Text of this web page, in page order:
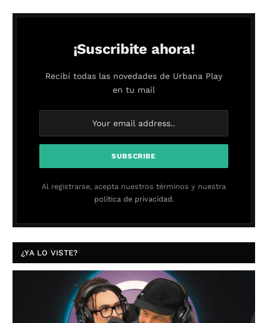
¡Suscribite ahora!
Recibí todas las novedades de Urbana Play
en tu mail
Al registrarse, acepta nuestros términos y nuestra
política de privacidad.
¿YA LO VISTE?